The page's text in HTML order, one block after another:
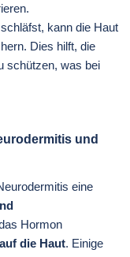
kann die Haut
Dies hilft, die
schützen, was bei
und
eine
Hormon
die Haut. Einige